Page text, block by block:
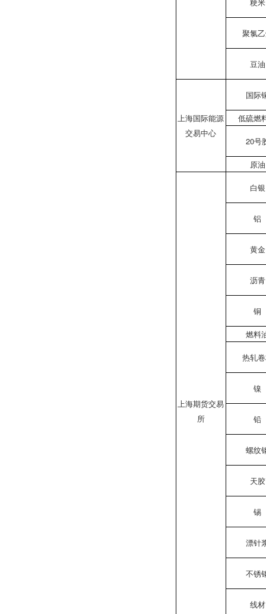
聚氯
豆油
上海国际能源
交易中心
国际
低硫燃
20号
原油
上海期货交易
所
白银
铝
黄金
沥青
铜
燃料
热轧
镍
铅
螺纹
天胶
锡
漂针
不锈
线材